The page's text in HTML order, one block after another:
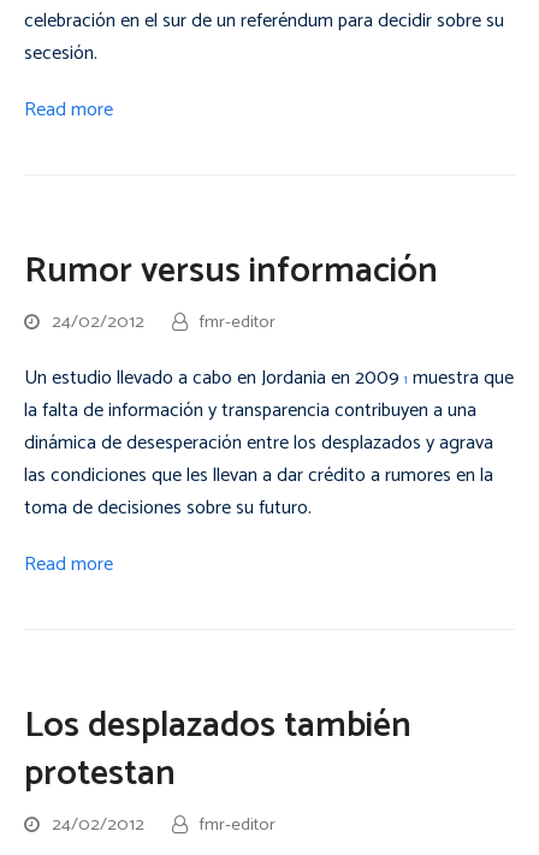
celebración en el sur de un referéndum para decidir sobre su
secesión.
Read more
Rumor versus información
24/02/2012 fmr-editor
Un estudio llevado a cabo en Jordania en 2009 1 muestra que
la falta de información y transparencia contribuyen a una
dinámica de desesperación entre los desplazados y agrava
las condiciones que les llevan a dar crédito a rumores en la
toma de decisiones sobre su futuro.
Read more
Los desplazados también
protestan
24/02/2012 fmr-editor